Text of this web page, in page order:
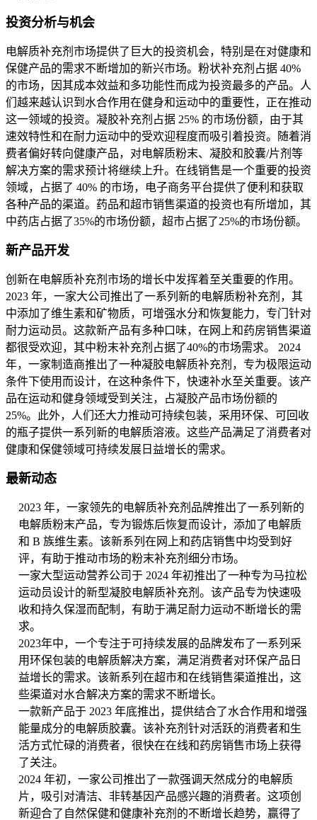
投资分析与机会
电解质补充剂市场提供了巨大的投资机会，特别是在对健康和
保健产品的需求不断增加的新兴市场。粉状补充剂占据 40%
的市场，因其成本效益和多功能性而成为投资最多的产品。人
们越来越认识到水合作用在健身和运动中的重要性，正在推动
这一领域的投资。凝胶补充剂占据 25% 的市场份额，由于其
速效特性和在耐力运动中的受欢迎程度而吸引着投资。随着消
费者偏好转向健康产品，对电解质粉末、凝胶和胶囊/片剂等
解决方案的需求预计将继续上升。在线销售是一个重要的投资
领域，占据了 40% 的市场，电子商务平台提供了便利和获取
各种产品的渠道。药品和超市销售渠道的投资也有所增加，其
中药店占据了35%的市场份额，超市占据了25%的市场份额。
新产品开发
创新在电解质补充剂市场的增长中发挥着至关重要的作用。
2023 年，一家大公司推出了一系列新的电解质粉补充剂，其
中添加了维生素和矿物质，可增强水分和恢复能力，专门针对
耐力运动员。这款新产品有多种口味，在网上和药房销售渠道
都很受欢迎，其中粉末补充剂占据了40%的市场需求。 2024
年，一家制造商推出了一种凝胶电解质补充剂，专为极限运动
条件下使用而设计，在这种条件下，快速补水至关重要。该产
品在运动和健身领域受到关注，占凝胶产品市场份额的
25%。此外，人们还大力推动可持续包装，采用环保、可回收
的瓶子提供一系列新的电解质溶液。这些产品满足了消费者对
健康和保健领域可持续发展日益增长的需求。
最新动态
2023 年，一家领先的电解质补充剂品牌推出了一系列新的
电解质粉末产品，专为锻炼后恢复而设计，添加了电解质
和 B 族维生素。该新系列在网上和药店销售中均受到好
评，有助于推动市场的粉末补充剂细分市场。
一家大型运动营养公司于 2024 年初推出了一种专为马拉松
运动员设计的新型凝胶电解质补充剂。该产品专为快速吸
收和持久保湿而配制，有助于满足耐力运动不断增长的需
求。
2023年中，一个专注于可持续发展的品牌发布了一系列采
用环保包装的电解质解决方案，满足消费者对环保产品日
益增长的需求。该新系列在超市和在线销售渠道推出，这
些渠道对水合解决方案的需求不断增长。
一款新产品于 2023 年底推出，提供结合了水合作用和增强
能量成分的电解质胶囊。该补充剂针对活跃的消费者和生
活方式忙碌的消费者，很快在在线和药房销售市场上获得
了关注。
2024 年初，一家公司推出了一款强调天然成分的电解质
片，吸引对清洁、非转基因产品感兴趣的消费者。这项创
新迎合了自然保健和健康补充剂的不断增长趋势，赢得了